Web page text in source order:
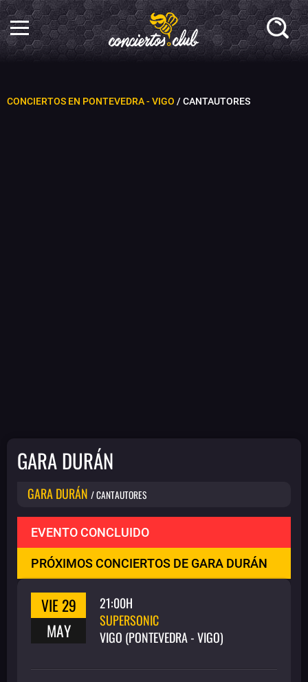
CONCIERTOS EN PONTEVEDRA - VIGO / CANTAUTORES
GARA DURÁN
GARA DURÁN / CANTAUTORES
EVENTO CONCLUIDO
PRÓXIMOS CONCIERTOS DE GARA DURÁN
VIE 29
MAY
21:00H
SUPERSONIC
VIGO (PONTEVEDRA - VIGO)